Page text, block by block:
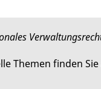
Themen finden